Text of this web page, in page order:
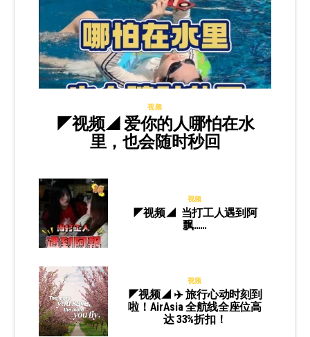
视频
◤视频◢ 爱你的人哪怕在水
里，也会随时秒回
视频
◤视频◢ 当打工人遇到阿
飘……
视频
◤视频◢ ✈️ 旅行心动时刻到
啦！AirAsia 全航线全座位高
达 33%折扣！